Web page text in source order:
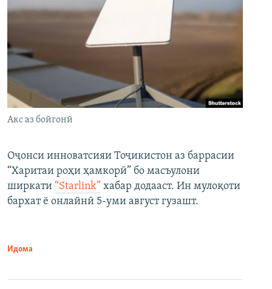
Акс аз бойгонӣ
Оҷонси инноватсияи Тоҷикистон аз баррасии
“Харитаи роҳи ҳамкорӣ” бо масъулони
ширкати “Starlink” хабар додааст. Ин мулоқоти
бархат ё онлайнӣ 5-уми август гузашт.
Идома